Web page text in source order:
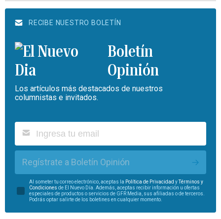
RECIBE NUESTRO BOLETÍN
Boletín
Opinión
Los artículos más destacados de nuestros
columnistas e invitados.
Regístrate a Boletín Opinión
Al someter tu correo electrónico, aceptas la Política de Privacidad y
Términos y
Condiciones de El Nuevo Día. Además, aceptas recibir información u ofertas
especiales de productos o servicios de GFR Media, sus afiliadas o de terceros.
Podrás optar salirte de los boletines en cualquier momento.